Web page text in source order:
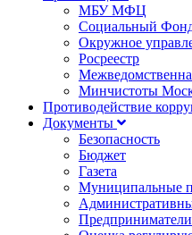
МБУ МФЦ
Социальный
Окружное
Росреестр
Минчистоты
Противодействие
Документы
Безопасность
Бюджет
Газета
Муниципальные
Предприниматели